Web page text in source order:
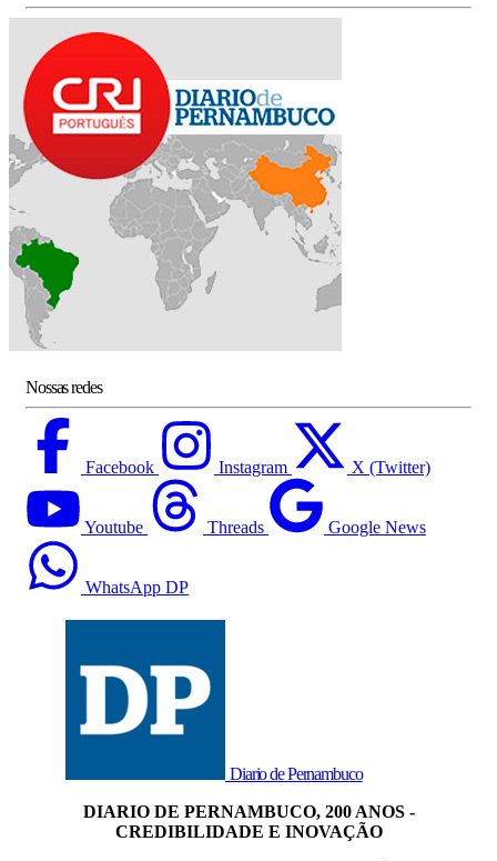
Nossas redes
Facebook Instagram X (Twitter)
Youtube Threads Google News
WhatsApp DP
Diario de Pernambuco
DIARIO DE PERNAMBUCO, 200 ANOS -
CREDIBILIDADE E INOVAÇÃO